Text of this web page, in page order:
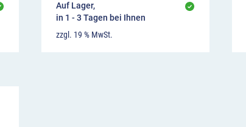
Auf Lager,
in 1 - 3 Tagen bei Ihnen
zzgl. 19 % MwSt.